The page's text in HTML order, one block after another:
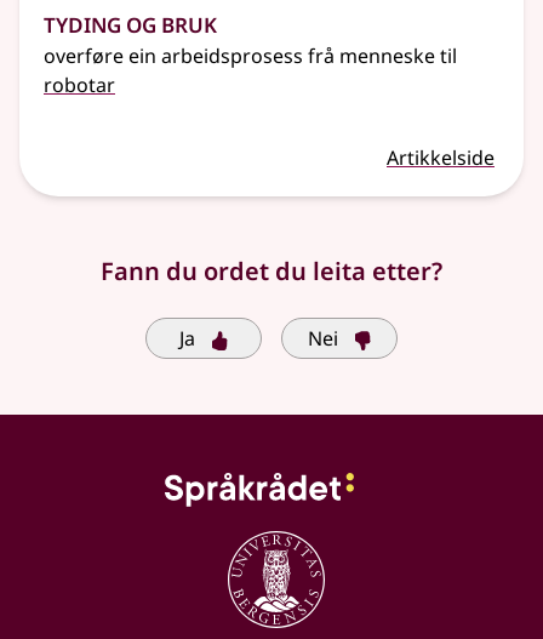
Tyding og bruk
overføre ein arbeidsprosess frå menneske til
robotar
Artikkelside
Fann du ordet du leita etter?
Ja Nei